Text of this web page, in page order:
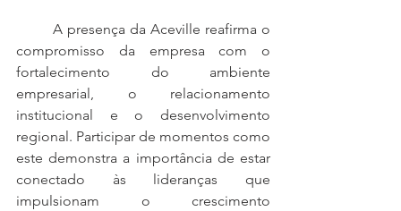
compromisso da empresa com o
fortalecimento do ambiente
empresarial, o relacionamento
institucional e o desenvolvimento
regional. Participar de momentos como
este demonstra a importância de estar
conectado às lideranças que
impulsionam o crescimento